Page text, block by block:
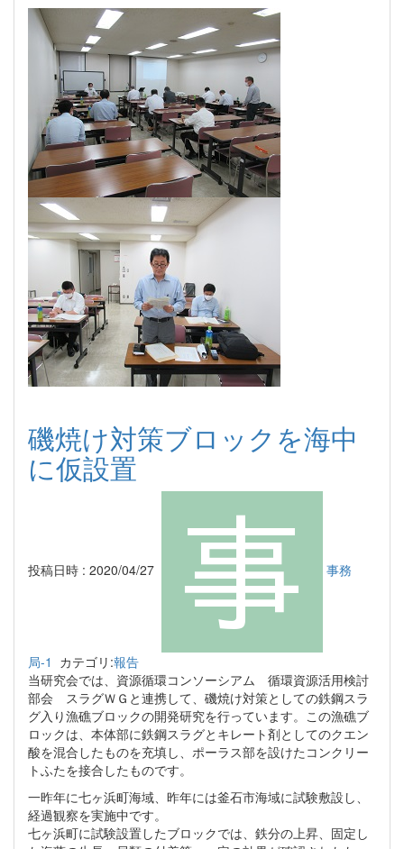
磯焼け対策ブロックを海中
に仮設置
投稿日時 : 2020/04/27 事務
局-1 カテゴリ:報告
当研究会では、資源循環コンソーシアム 循環資源活用検討
部会 スラグＷＧと連携して、磯焼け対策としての鉄鋼スラ
グ入り漁礁ブロックの開発研究を行っています。この漁礁ブ
ロックは、本体部に鉄鋼スラグとキレート剤としてのクエン
酸を混合したものを充填し、ポーラス部を設けたコンクリー
トふたを接合したものです。
一昨年に七ヶ浜町海域、昨年には釜石市海域に試験敷設し、
経過観察を実施中です。
七ヶ浜町に試験設置したブロックでは、鉄分の上昇、固定し